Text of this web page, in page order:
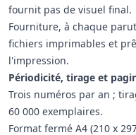
fournit pas de visuel final.
Fourniture, à chaque
fichiers imprimables et
l'impression.
Périodicité, tirage et
Trois numéros par an ;
60 000 exemplaires.
Format fermé A4 (210 x